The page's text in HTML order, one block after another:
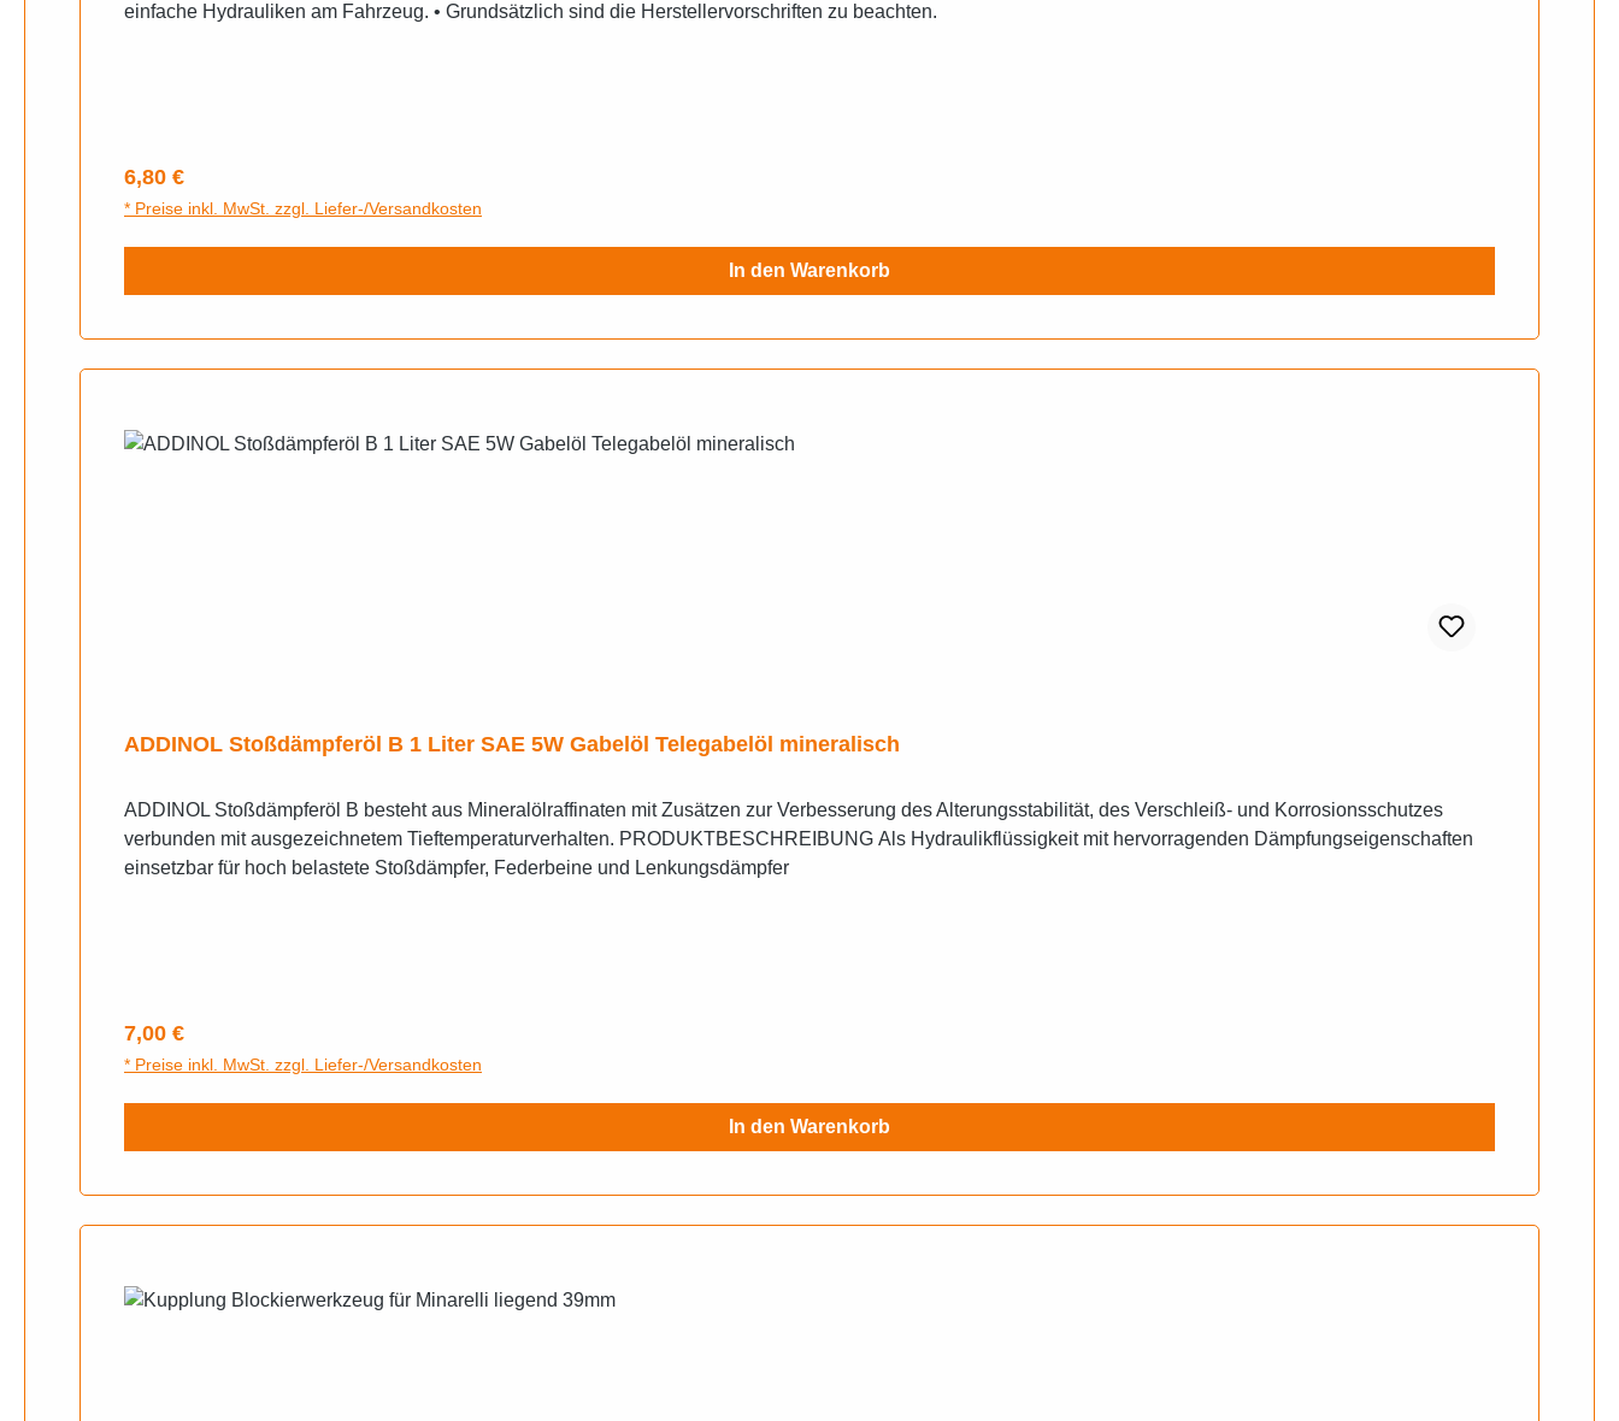
einfache Hydrauliken am Fahrzeug. • Grundsätzlich sind die Herstellervorschriften zu beachten.
Regulärer Preis:
6,80 €
* Preise inkl. MwSt. zzgl. Liefer-/Versandkosten
In den Warenkorb
ADDINOL Stoßdämpferöl B 1 Liter SAE 5W Gabelöl Telegabelöl mineralisch
ADDINOL Stoßdämpferöl B besteht aus Mineralölraffinaten mit Zusätzen zur Verbesserung des Alterungsstabilität, des Verschleiß- und Korrosionsschutzes
verbunden mit ausgezeichnetem Tieftemperaturverhalten. PRODUKTBESCHREIBUNG Als Hydraulikflüssigkeit mit hervorragenden Dämpfungseigenschaften
einsetzbar für hoch belastete Stoßdämpfer, Federbeine und Lenkungsdämpfer
Regulärer Preis:
7,00 €
* Preise inkl. MwSt. zzgl. Liefer-/Versandkosten
In den Warenkorb